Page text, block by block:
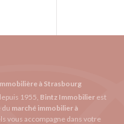
à Strasbourg
1955, Bintz Immobilier est
du marché immobilier à
vous accompagne dans votre